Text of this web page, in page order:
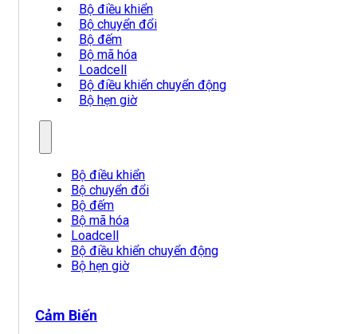
Bộ điều khiển
Bộ chuyển đổi
Bộ đếm
Bộ mã hóa
Loadcell
Bộ điều khiển chuyển động
Bộ hẹn giờ
Bộ điều khiển
Bộ chuyển đổi
Bộ đếm
Bộ mã hóa
Loadcell
Bộ điều khiển chuyển động
Bộ hẹn giờ
Cảm Biến